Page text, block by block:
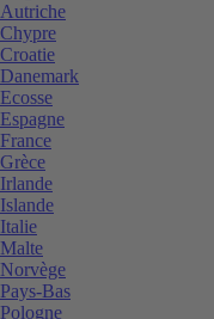
Autriche
Chypre
Croatie
Danemark
Ecosse
Espagne
France
Grèce
Irlande
Islande
Italie
Malte
Norvège
Pays-Bas
Pologne